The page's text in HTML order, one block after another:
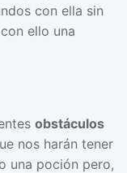
con ella sin
con ello una
obstáculos
nos harán tener
una poción pero,